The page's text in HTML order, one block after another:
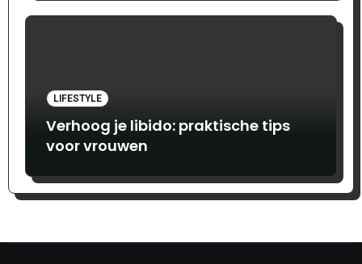
LIFESTYLE
Verhoog je libido: praktische tips
voor vrouwen